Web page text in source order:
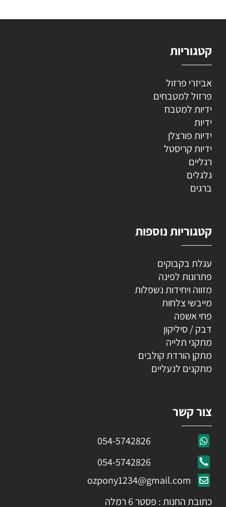
קטגוריות
אביזרי פרזול
פרזול למטבחים
ידיות למטבח
ידיות
ידיות פורצלן
ידיות קריסטל
רגליים
גלגלים
ברגים
קטגוריות נוספות
עגלת בקבוקים
פתרונות לפינה
מזווה ויחידות נשפלות
מייבשי צלחות
פחי אשפה
דבק / סיליקון
מתקני תלייה
מתקן הורדת קולבים
מתקנים לנעליים
צור קשר
054-5742826
054-5742826
ozpony1234@gmail.com
כתובת החנות : פסטר 6 רמלה